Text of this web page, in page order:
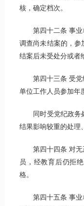
核，确定档次。
第四十二条 事业
调查尚未结案的，参
结案后未受处分或者
第四十三条 受党
单位工作人员参加年
同时受党纪政务处
结果影响较重的处理
第四十四条 对无
员，经教育后仍拒
格。
第四十五条 事业